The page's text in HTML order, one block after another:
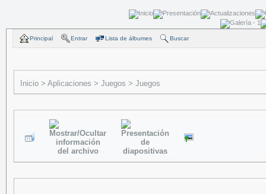
Principal Entrar Lista de álbumes Buscar
Inicio > Aplicaciones > Juegos > Juegos